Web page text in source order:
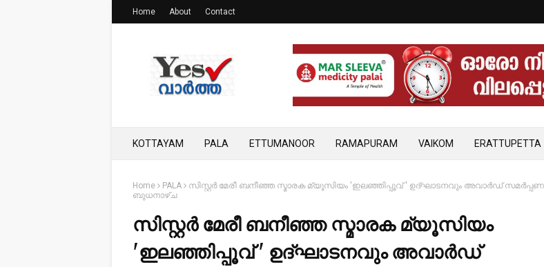
Home About Contact
KOTTAYAM PALA ETTUMANOOR RAMAPURAM VAIKOM ERATTUPETTA
Home PALA
സിസ്റ്റര്‍ മേരീ ബനീഞ്ഞ സ്മാരക മ്യൂസിയം 'ഇലഞ്ഞിപ്പൂവ് ' ഉദ്ഘാടനവും അവാര്‍ഡ്
ബുധനാഴ്ച
സിസ്റ്റര്‍ മേരീ ബനീഞ്ഞ സ്മാരക മ്യൂസിയം
'ഇലഞ്ഞിപ്പൂവ് ' ഉദ്ഘാടനവും അവാര്‍ഡ്